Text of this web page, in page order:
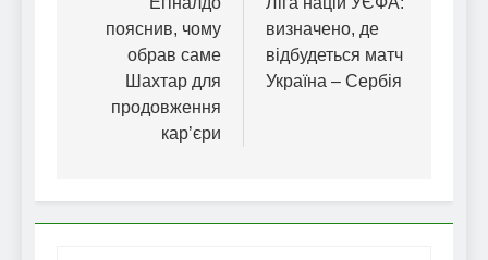
записів
пояснив, чому
обрав саме
Шахтар для
продовження
кар’єри
визначено, де
відбудеться матч
Україна – Сербія